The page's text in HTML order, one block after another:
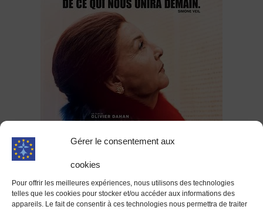
Gérer le consentement aux
cookies
Pour offrir les meilleures expériences, nous utilisons des technologies
telles que les cookies pour stocker et/ou accéder aux informations des
appareils. Le fait de consentir à ces technologies nous permettra de traiter